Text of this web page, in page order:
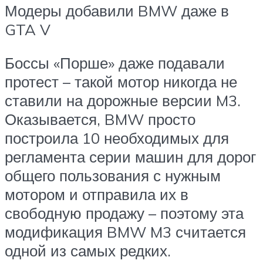
Модеры добавили BMW даже в
GTA V
Боссы «Порше» даже подавали
протест – такой мотор никогда не
ставили на дорожные версии M3.
Оказывается, BMW просто
построила 10 необходимых для
регламента серии машин для дорог
общего пользования с нужным
мотором и отправила их в
свободную продажу – поэтому эта
модификация BMW M3 считается
одной из самых редких.